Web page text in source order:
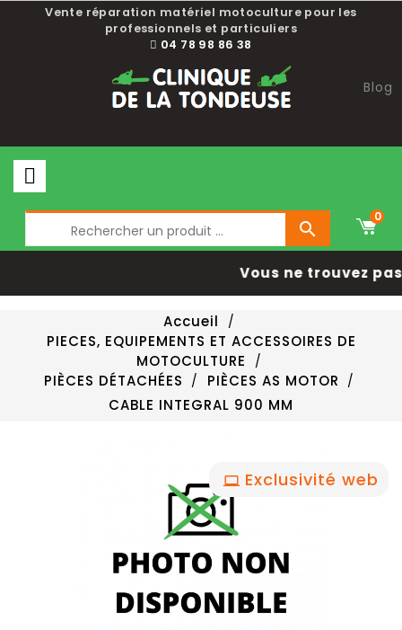
Vente réparation matériel motoculture pour les
professionnels et particuliers
04 78 98 86 38
Blog

0
Vous ne trouvez
Accueil
PIECES, EQUIPEMENTS ET ACCESSOIRES DE
MOTOCULTURE
PIÈCES DÉTACHÉES
PIÈCES AS MOTOR
CABLE INTEGRAL 900 MM
Exclusivité web